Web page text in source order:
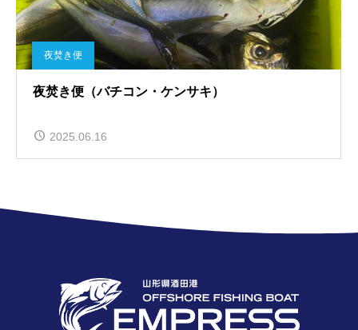
夜焚き便
夜焚き便（バチコン・ケンサキ）
2025.06.16